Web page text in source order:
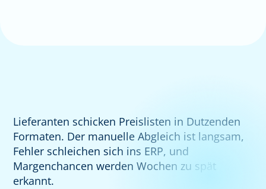
Lieferanten schicken Preislisten in Dutzenden
Formaten. Der manuelle Abgleich ist langsam,
Fehler schleichen sich ins ERP, und
Margenchancen werden Wochen zu spät
erkannt.